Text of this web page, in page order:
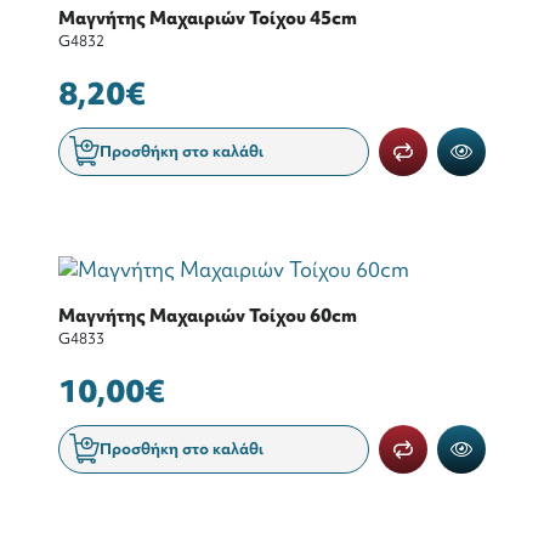
Μαγνήτης Μαχαιριών Τοίχου 45cm
G4832
8,20€
Προσθήκη στο καλάθι
Μαγνήτης Μαχαιριών Τοίχου 60cm
G4833
10,00€
Προσθήκη στο καλάθι